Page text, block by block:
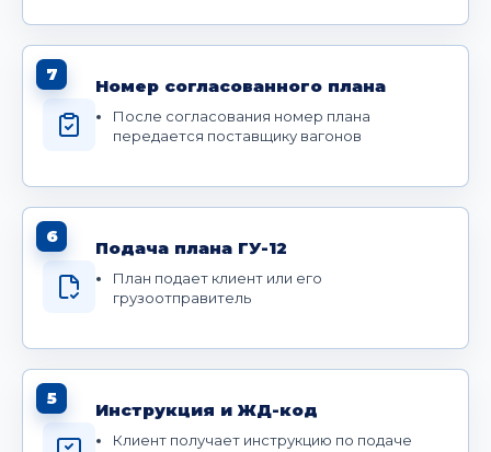
7
Номер согласованного плана
После согласования номер плана
передается поставщику вагонов
6
Подача плана ГУ-12
План подает клиент или его
грузоотправитель
5
Инструкция и ЖД-код
Клиент получает инструкцию по подаче